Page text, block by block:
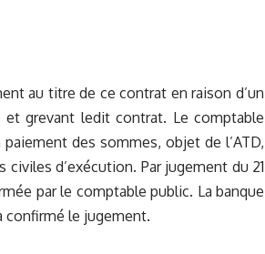
au titre de ce contrat en raison d’un
et grevant ledit contrat. Le comptable
des sommes, objet de l’ATD,
civiles d’exécution. Par jugement du 21
par le comptable public. La banque
confirmé le jugement.